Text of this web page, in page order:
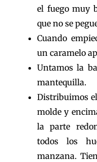
el fuego muy
que no se
Cuando
un caramelo
Untamos la
mantequilla.
Distribuimos
molde y
la parte
todos los
manzana.